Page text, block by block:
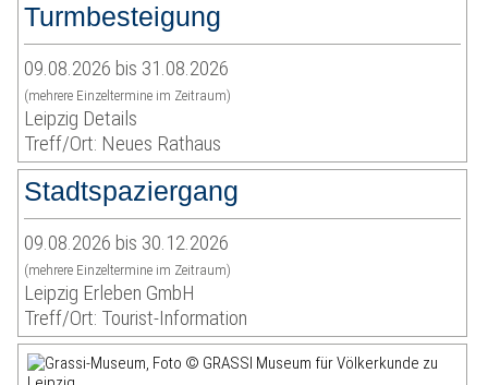
Turmbesteigung
09.08.2026 bis 31.08.2026
(mehrere Einzeltermine im Zeitraum)
Leipzig Details
Treff/Ort: Neues Rathaus
Stadtspaziergang
09.08.2026 bis 30.12.2026
(mehrere Einzeltermine im Zeitraum)
Leipzig Erleben GmbH
Treff/Ort: Tourist-Information